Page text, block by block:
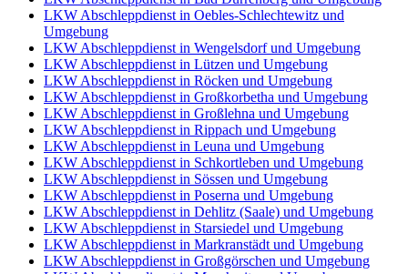
LKW Abschleppdienst in Oebles-Schlechtewitz und
Umgebung
LKW Abschleppdienst in Wengelsdorf und Umgebung
LKW Abschleppdienst in Lützen und Umgebung
LKW Abschleppdienst in Röcken und Umgebung
LKW Abschleppdienst in Großkorbetha und Umgebung
LKW Abschleppdienst in Großlehna und Umgebung
LKW Abschleppdienst in Rippach und Umgebung
LKW Abschleppdienst in Leuna und Umgebung
LKW Abschleppdienst in Schkortleben und Umgebung
LKW Abschleppdienst in Sössen und Umgebung
LKW Abschleppdienst in Poserna und Umgebung
LKW Abschleppdienst in Dehlitz (Saale) und Umgebung
LKW Abschleppdienst in Starsiedel und Umgebung
LKW Abschleppdienst in Markranstädt und Umgebung
LKW Abschleppdienst in Großgörschen und Umgebung